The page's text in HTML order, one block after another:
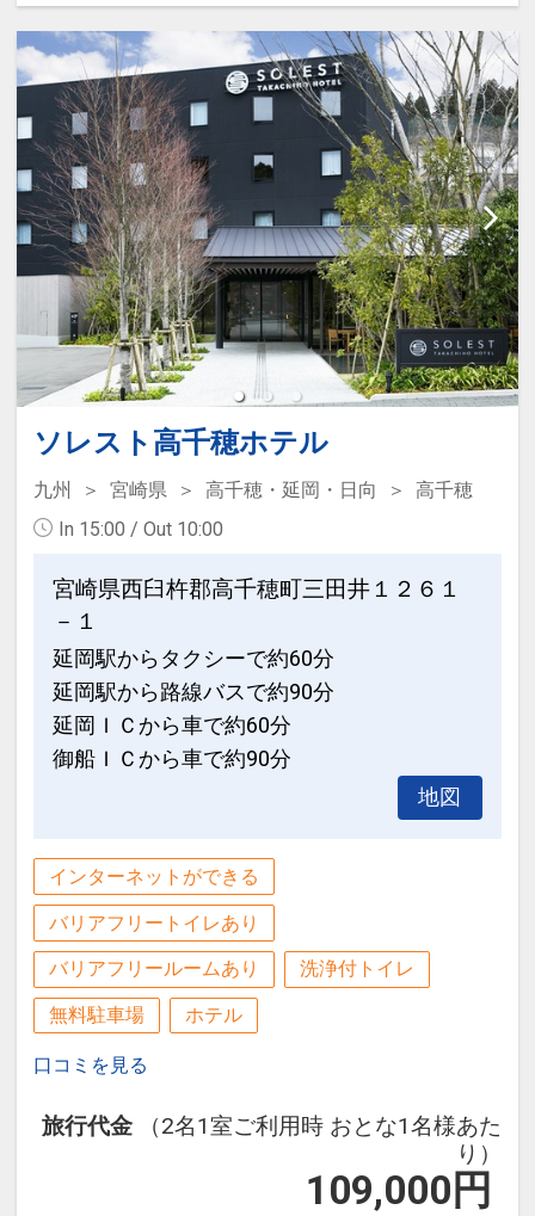
設定期間：2021年12月27日～2027年2
月28日
インターネットコース番号：DP-2-
200000004398
普通車スペース縦横計4台分使用時（観
光バス・10tトラックなど） 2000円
■交通アクセス
JR線 都城駅より徒歩約3分
都城ICより車で15分
【客室清掃のご案内】
・2泊～3泊のお客様
滞在中の客室清掃はございません。新し
いバスタオル・フェイスタオルのみお部
屋の前にご用意いたします。
・4泊以上のお客様
それ以外のお日にちは、新しいバスタオ
ル・フェイスタオルのみお部屋の前にご
歯ブラシなどのアメニティは、アメニテ
ィバイキングをご利用ください。
設定期間：2021年12月23日～2027年2
月28日
インターネットコース番号：DP-2-
ソレスト高千穂ホテル
九州 宮崎県 高千穂・延岡・日向
高千穂
In 15:00 / Out 10:00
宮崎県西臼杵郡高千穂町三田井１２６１
－１
延岡駅からタクシーで約60分
延岡駅から路線バスで約90分
延岡ＩＣから車で約60分
御船ＩＣから車で約90分
地図
インターネットができる
バリアフリートイレあり
バリアフリールームあり 洗浄付トイレ
無料駐車場 ホテル
口コミを見る
旅行代金
（2名1室ご利用時 おとな1名様あた
り）
109,000 円